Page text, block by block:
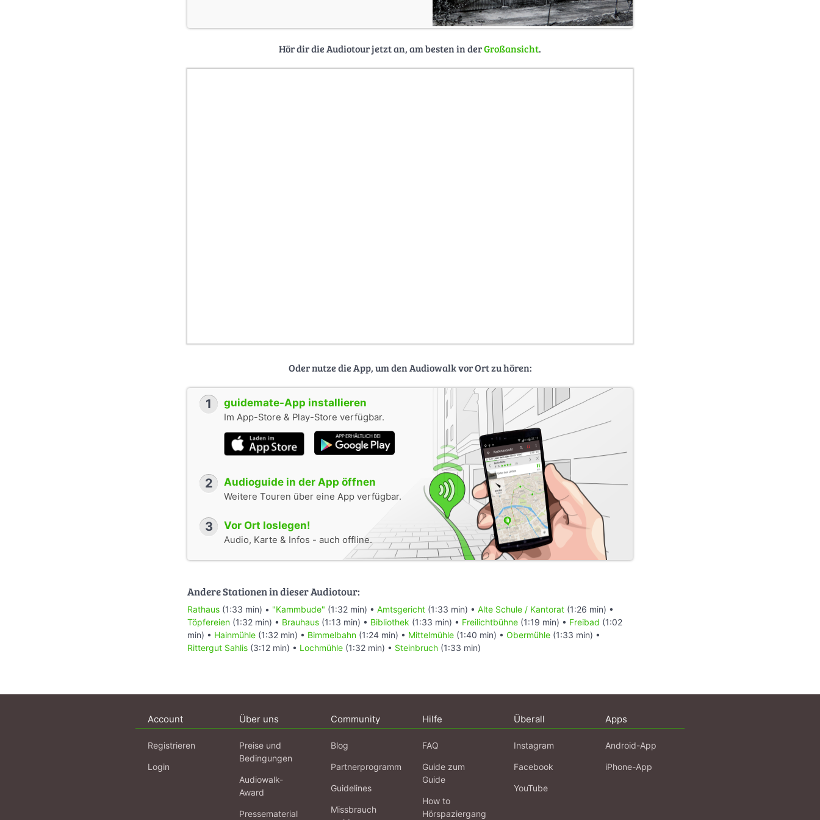
Hör dir die Audiotour jetzt an, am besten in derGroßansicht.
Oder nutze die App, um den Audiowalk vor Ort zu hören:
1 guidemate-App installieren
Im App-Store & Play-Store verfügbar.
2 Audioguide in der App öffnen
Weitere Touren über eine App verfügbar.
3 Vor Ort loslegen!
Audio, Karte & Infos - auch offline.
Andere Stationen in dieser Audiotour:
Rathaus (1:33 min) • "Kammbude" (1:32 min) • Amtsgericht (1:33 min) • Alte Schule / Kantorat (1:26 min) •
Töpfereien (1:32 min) • Brauhaus (1:13 min) • Bibliothek (1:33 min) • Freilichtbühne (1:19 min) • Freibad (1:02
min) • Hainmühle (1:32 min) • Bimmelbahn (1:24 min) • Mittelmühle (1:40 min) • Obermühle (1:33 min) •
Rittergut Sahlis (3:12 min) • Lochmühle (1:32 min) • Steinbruch (1:33 min)
Account
Registrieren
Login
Über uns
Preise und
Bedingungen
Audiowalk-
Award
Pressematerial
Community
Blog
Partnerprogramm
Guidelines
Missbrauch
Hilfe
FAQ
Guide zum
Guide
How to
Hörspaziergang
Überall
Instagram
Facebook
YouTube
Apps
Android-App
iPhone-App